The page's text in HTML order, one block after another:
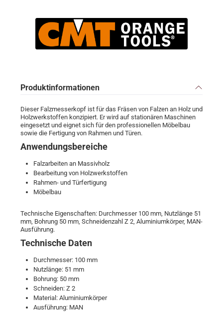
Produktinformationen
Dieser Falzmesserkopf ist für das Fräsen von Falzen an Holz und
Holzwerkstoffen konzipiert. Er wird auf stationären Maschinen
eingesetzt und eignet sich für den professionellen Möbelbau
sowie die Fertigung von Rahmen und Türen.
Anwendungsbereiche
Falzarbeiten an Massivholz
Bearbeitung von Holzwerkstoffen
Rahmen- und Türfertigung
Möbelbau
Technische Eigenschaften: Durchmesser 100 mm, Nutzlänge 51
mm, Bohrung 50 mm, Schneidenzahl Z 2, Aluminiumkörper, MAN-
Ausführung.
Technische Daten
Durchmesser: 100 mm
Nutzlänge: 51 mm
Bohrung: 50 mm
Schneiden: Z 2
Material: Aluminiumkörper
Ausführung: MAN